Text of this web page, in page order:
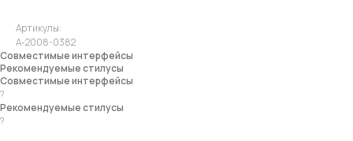
Артикулы:
A-2008-0382
Совместимые интерфейсы
Рекомендуемые стилусы
Совместимые интерфейсы
?
Рекомендуемые стилусы
?